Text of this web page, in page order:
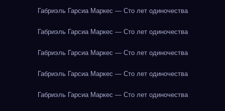
Габриэль Гарсиа Маркес — Сто лет одиночества
Габриэль Гарсиа Маркес — Сто лет одиночества
Габриэль Гарсиа Маркес — Сто лет одиночества
Габриэль Гарсиа Маркес — Сто лет одиночества
Габриэль Гарсиа Маркес — Сто лет одиночества